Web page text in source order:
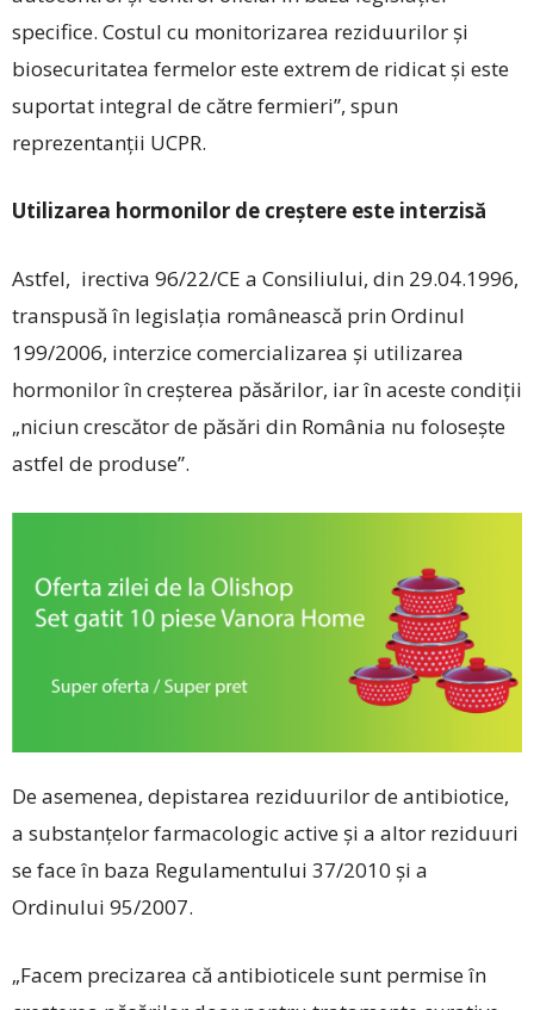
specifice. Costul cu monitorizarea reziduurilor şi
biosecuritatea fermelor este extrem de ridicat şi este
suportat integral de către fermieri”, spun
reprezentanţii UCPR.
Utilizarea hormonilor de creștere este interzisă
Astfel, irectiva 96/22/CE a Consiliului, din 29.04.1996,
transpusă în legislaţia românească prin Ordinul
199/2006, interzice comercializarea şi utilizarea
hormonilor în creşterea păsărilor, iar în aceste condiţii
„niciun crescător de păsări din România nu foloseşte
astfel de produse”.
De asemenea, depistarea reziduurilor de antibiotice,
a substanţelor farmacologic active şi a altor reziduuri
se face în baza Regulamentului 37/2010 şi a
Ordinului 95/2007.
„Facem precizarea că antibioticele sunt permise în